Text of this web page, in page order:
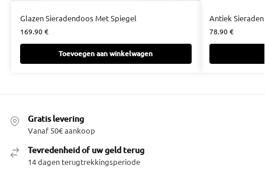
Glazen Sieradendoos Met Spiegel
169.90€
Toevoegen aan winkelwagen
Antiek
78.90€
Gratis levering
Vanaf 50€ aankoop
Tevredenheid of uw geld terug
14 dagen terugtrekkingsperiode